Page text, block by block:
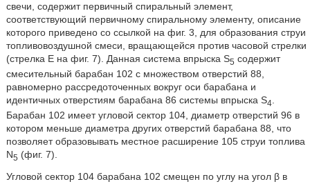
свечи, содержит первичный спиральный элемент,
соответствующий первичному спиральному элементу, описание
которого приведено со ссылкой на фиг. 3, для образования струи
топливовоздушной смеси, вращающейся против часовой стрелки
(стрелка E на фиг. 7). Данная система впрыска S5 содержит
смесительный барабан 102 с множеством отверстий 88,
равномерно рассредоточенных вокруг оси барабана и
идентичных отверстиям барабана 86 системы впрыска S4
Барабан 102 имеет угловой сектор 104, диаметр отверстий 96 в
котором меньше диаметра других отверстий барабана 88, что
позволяет образовывать местное расширение 105 струи топлива
N5 (фиг. 7).
Угловой сектор 104 барабана 102 смещен по углу на угол β в